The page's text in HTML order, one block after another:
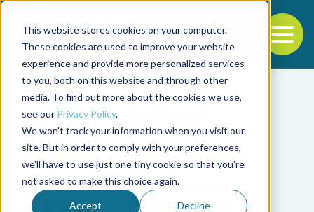
This website stores cookies on your computer.
These cookies are used to improve your website
experience and provide more personalized services
to you, both on this website and through other
media. To find out more about the cookies we use,
see our Privacy Policy.
We won't track your information when you visit our
site. But in order to comply with your preferences,
we'll have to use just one tiny cookie so that you're
not asked to make this choice again.
Accept Decline
Back to the start of the nav
Jump to the end of the navigation
Aquafeeds
Las alternativas a la